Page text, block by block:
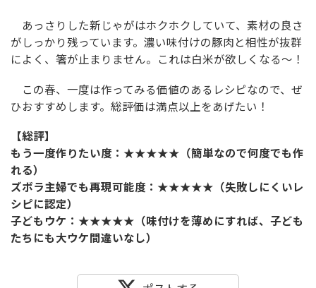
あっさりした新じゃがはホクホクしていて、素材の良さ
がしっかり残っています。濃い味付けの豚肉と相性が抜群
によく、箸が止まりません。これは白米が欲しくなる～！
この春、一度は作ってみる価値のあるレシピなので、ぜ
ひおすすめします。総評価は満点以上をあげたい！
【総評】
もう一度作りたい度：★★★★★（簡単なので何度でも作
れる）
ズボラ主婦でも再現可能度：★★★★★（失敗しにくいレ
シピに認定）
子どもウケ：★★★★★（味付けを薄めにすれば、子ども
たちにも大ウケ間違いなし）